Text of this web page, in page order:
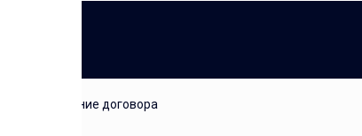
подписание договора